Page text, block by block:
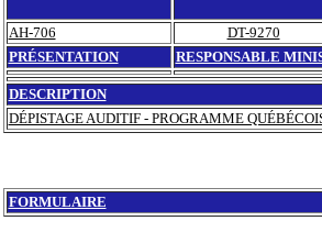
AH-706
DT-9270
PRÉSENTATION
RESPONSABLE
DESCRIPTION
DÉPISTAGE AUDITIF - PROGRAMME
FORMULAIRE